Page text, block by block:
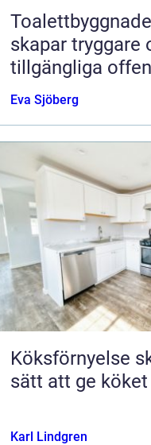
skapar tryggare
tillgängliga
Eva Sjöberg
Köksförnyelse skåne
sätt att ge
Karl Lindgren